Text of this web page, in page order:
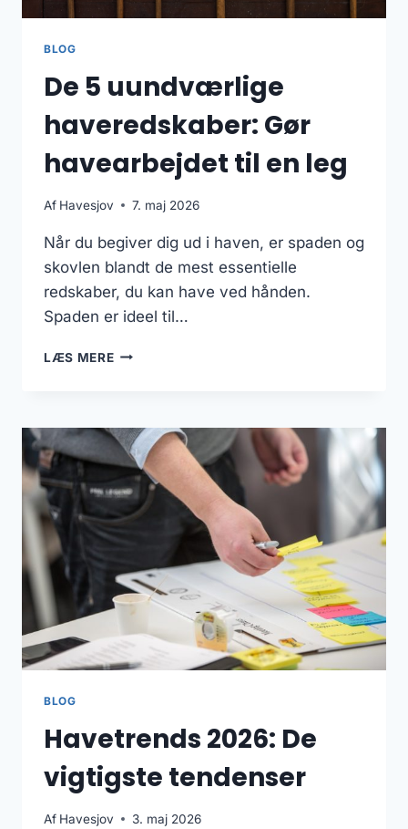
BLOG
De 5 uundværlige
haveredskaber: Gør
havearbejdet til en leg
Af Havesjov 7. maj 2026
Når du begiver dig ud i haven, er spaden og
skovlen blandt de mest essentielle
redskaber, du kan have ved hånden.
Spaden er ideel til…
LÆS MEREDE
GØR
HAVEARBEJDET
TIL
EN
LEG
BLOG
Havetrends 2026: De
vigtigste tendenser
Af Havesjov 3. maj 2026